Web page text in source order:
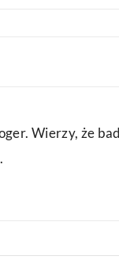
Wierzy, że